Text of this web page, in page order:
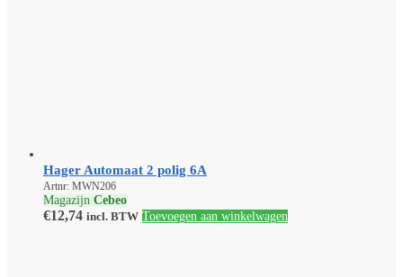
Hager Automaat 2 polig 6A
Artnr: MWN206
Magazijn Cebeo
€12,74 incl. BTW Toevoegen aan winkelwagen